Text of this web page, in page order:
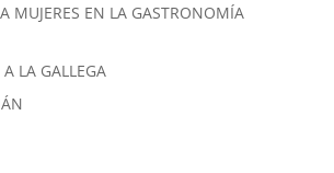
MUJERES EN LA GASTRONOMÍA
A LA GALLEGA